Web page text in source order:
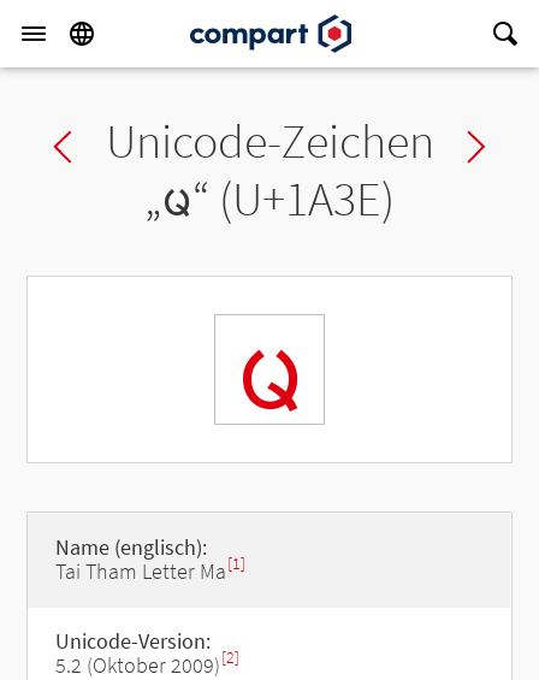
Previous char
Unicode-Zeichen
„ᨾ“ (U+1A3E)
ᨾ
Name (englisch):
Tai Tham Letter Ma[1]
Unicode-Version:
5.2 (Oktober 2009)[2]